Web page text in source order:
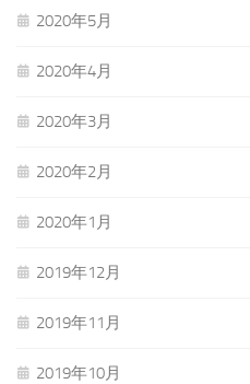
2020年5月
2020年4月
2020年3月
2020年2月
2020年1月
2019年12月
2019年11月
2019年10月